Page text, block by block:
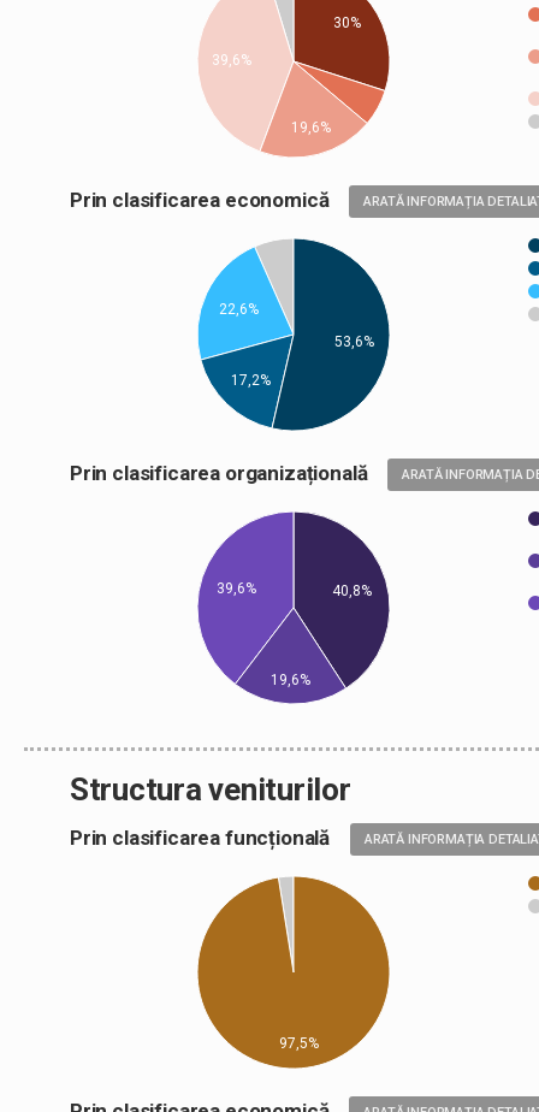
30%
39,6%
19,6%
Prin clasificarea economică ARATĂ INFORMAȚIA
22,6%
17,2%
53,6%
Prin clasificarea organizațională ARATĂ INFORMAȚIA
40,8%
39,6%
19,6%
Structura veniturilor
Prin clasificarea funcțională ARATĂ INFORMAȚIA
97,5%